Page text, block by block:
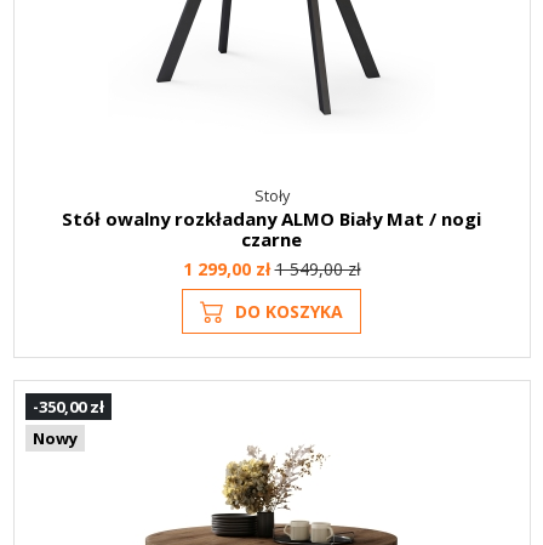
Stoły
Stół owalny rozkładany ALMO Biały Mat / nogi
czarne
1 299,00 zł1 549,00 zł
DO KOSZYKA
-350,00 zł
Nowy